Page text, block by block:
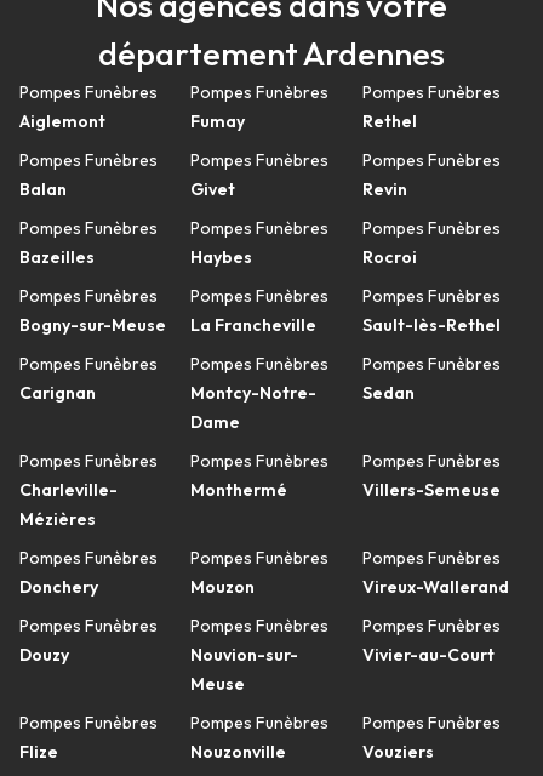
département Ardennes
Pompes Funèbres
Aiglemont
Pompes Funèbres
Balan
Pompes Funèbres
Bazeilles
Pompes Funèbres
Bogny-sur-Meuse
Pompes Funèbres
Carignan
Pompes Funèbres
Charleville-
Mézières
Pompes Funèbres
Donchery
Pompes Funèbres
Douzy
Pompes Funèbres
Flize
Pompes Funèbres
Fumay
Pompes Funèbres
Givet
Pompes Funèbres
Haybes
Pompes Funèbres
La Francheville
Pompes Funèbres
Montcy-Notre-
Dame
Pompes Funèbres
Monthermé
Pompes Funèbres
Mouzon
Pompes Funèbres
Nouvion-sur-
Meuse
Pompes Funèbres
Nouzonville
Pompes Funèbres
Rethel
Pompes Funèbres
Revin
Pompes Funèbres
Rocroi
Pompes Funèbres
Sault-lès-Rethel
Pompes Funèbres
Sedan
Pompes Funèbres
Villers-Semeuse
Pompes Funèbres
Vireux-Wallerand
Pompes Funèbres
Vivier-au-Court
Pompes Funèbres
Vouziers